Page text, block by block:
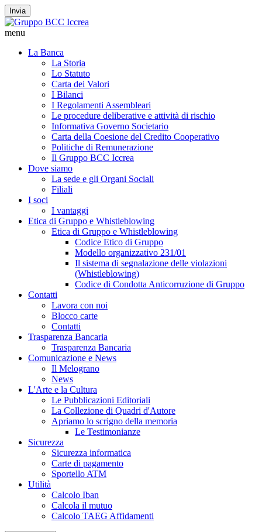
Invia
menu
La Banca
La Storia
Lo Statuto
Carta dei Valori
I Bilanci
I Regolamenti Assembleari
Le procedure deliberative e attività di rischio
Informativa Governo Societario
Carta della Coesione del Credito Cooperativo
Politiche di Remunerazione
Il Gruppo BCC Iccrea
Dove siamo
La sede e gli Organi Sociali
Filiali
I soci
I vantaggi
Etica di Gruppo e Whistleblowing
Etica di Gruppo e Whistleblowing
Codice Etico di Gruppo
Modello organizzativo 231/01
Il sistema di segnalazione delle violazioni
(Whistleblowing)
Codice di Condotta Anticorruzione di Gruppo
Contatti
Lavora con noi
Blocco carte
Contatti
Trasparenza Bancaria
Trasparenza Bancaria
Comunicazione e News
Il Melograno
News
L'Arte e la Cultura
Le Pubblicazioni Editoriali
La Collezione di Quadri d'Autore
Apriamo lo scrigno della memoria
Le Testimonianze
Sicurezza
Sicurezza informatica
Carte di pagamento
Sportello ATM
Utilità
Calcolo Iban
Calcola il mutuo
Calcolo TAEG Affidamenti